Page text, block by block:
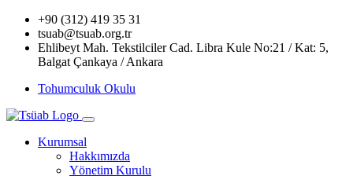
+90 (312) 419 35 31
tsuab@tsuab.org.tr
Ehlibeyt Mah. Tekstilciler Cad. Libra Kule No:21 / Kat: 5,
Balgat Çankaya / Ankara
Tohumculuk Okulu
Kurumsal
Hakkımızda
Yönetim Kurulu